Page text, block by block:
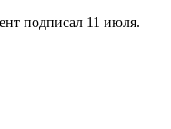
подписал 11 июля.